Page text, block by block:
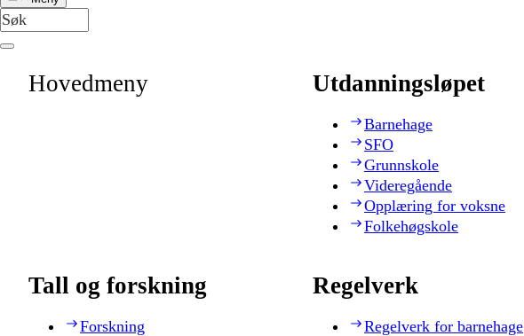
Hovedmeny Utdanningsløpet
Barnehage
SFO
Grunnskole
Videregående
Opplæring for voksne
Folkehøgskole
Tall og forskning
Forskning
Regelverk
Regelverk for barnehage